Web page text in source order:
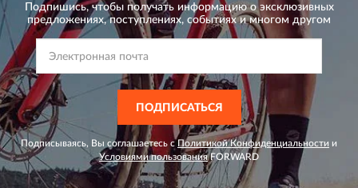
Подпишись, чтобы получать информацию о эксклюзивных
предложениях,поступлениях, событиях и многом другом
ПОДПИСАТЬСЯ
Подписываясь, Вы соглашаетесь сПолитикой Конфиденциальности и
Условиями пользованияFORWARD